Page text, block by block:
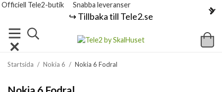
Officiell Tele2-butik Snabba leveranser
↪️ Tillbaka till Tele2.se
Startsida / Nokia 6 / Nokia 6 Fodral